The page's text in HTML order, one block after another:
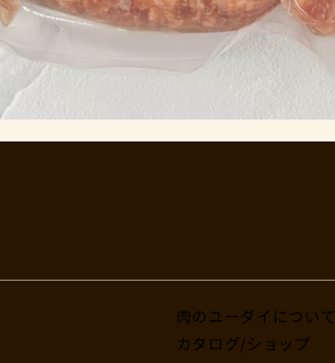
肉のユーダイについて
カタログ/ショップ